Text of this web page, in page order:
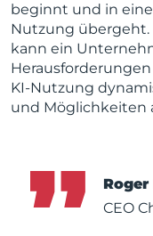
beginnt und in
Nutzung übergeht.
kann ein
KI-Nutzung
und Möglichkeiten
CEO